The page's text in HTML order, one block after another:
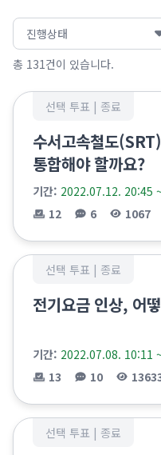
총 131건이 있습니다.
선택 투표 | 종료
수서고속철도
통합해야 할까요?
기간: 2022.07.12. 20:45
12
6 1067
선택 투표 | 종료
전기요금 인상, 어
기간: 2022.07.08. 10:11
13
10
선택 투표 | 종료